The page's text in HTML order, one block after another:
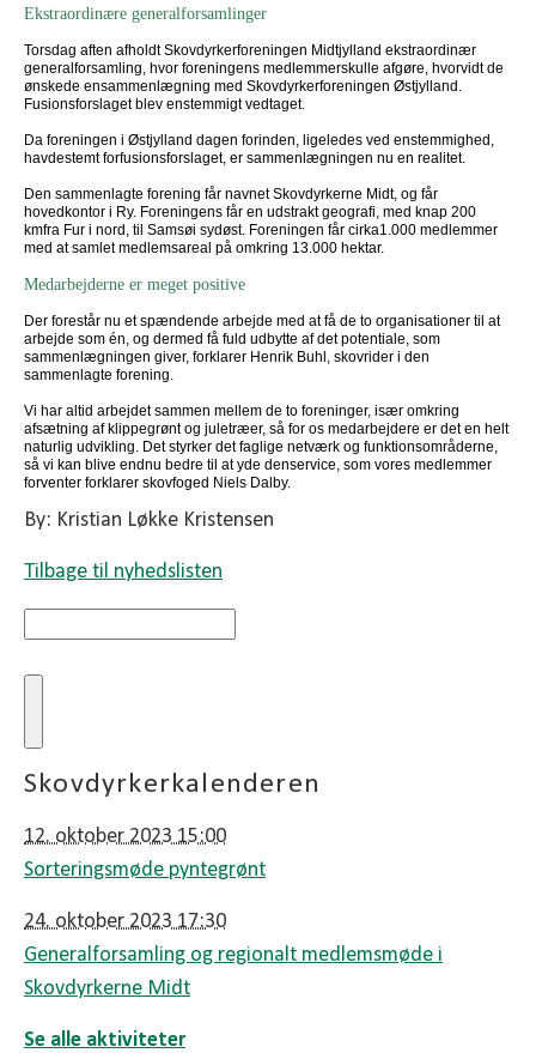
Ekstraordinære generalforsamlinger
Torsdag aften afholdt Skovdyrkerforeningen Midtjylland ekstraordinær
generalforsamling, hvor foreningens medlemmerskulle afgøre, hvorvidt de
ønskede ensammenlægning med Skovdyrkerforeningen Østjylland.
Fusionsforslaget blev enstemmigt vedtaget.
Da foreningen i Østjylland dagen forinden, ligeledes ved enstemmighed,
havdestemt forfusionsforslaget, er sammenlægningen nu en realitet.
Den sammenlagte forening får navnet Skovdyrkerne Midt, og får
hovedkontor i Ry. Foreningens får en udstrakt geografi, med knap 200
kmfra Fur i nord, til Samsøi sydøst. Foreningen får cirka1.000 medlemmer
med at samlet medlemsareal på omkring 13.000 hektar.
Medarbejderne er meget positive
Der forestår nu et spændende arbejde med at få de to organisationer til at
arbejde som én, og dermed få fuld udbytte af det potentiale, som
sammenlægningen giver, forklarer Henrik Buhl, skovrider i den
sammenlagte forening.
Vi har altid arbejdet sammen mellem de to foreninger, især omkring
afsætning af klippegrønt og juletræer, så for os medarbejdere er det en helt
naturlig udvikling. Det styrker det faglige netværk og funktionsområderne,
så vi kan blive endnu bedre til at yde denservice, som vores medlemmer
forventer forklarer skovfoged Niels Dalby.
By: Kristian Løkke Kristensen
Tilbage til nyhedslisten
Skovdyrkerkalenderen
12. oktober 2023 15:00
Sorteringsmøde pyntegrønt
24. oktober 2023 17:30
Generalforsamling og regionalt medlemsmøde i
Skovdyrkerne Midt
Se alle aktiviteter